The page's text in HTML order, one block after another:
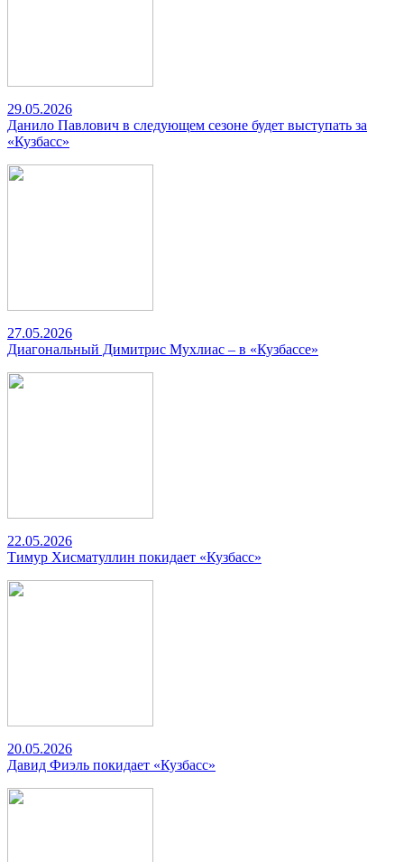
29.05.2026
Данило Павлович в следующем сезоне будет выступать за
«Кузбасс»
27.05.2026
Диагональный Димитрис Мухлиас – в «Кузбассе»
22.05.2026
Тимур Хисматуллин покидает «Кузбасс»
20.05.2026
Давид Фиэль покидает «Кузбасс»